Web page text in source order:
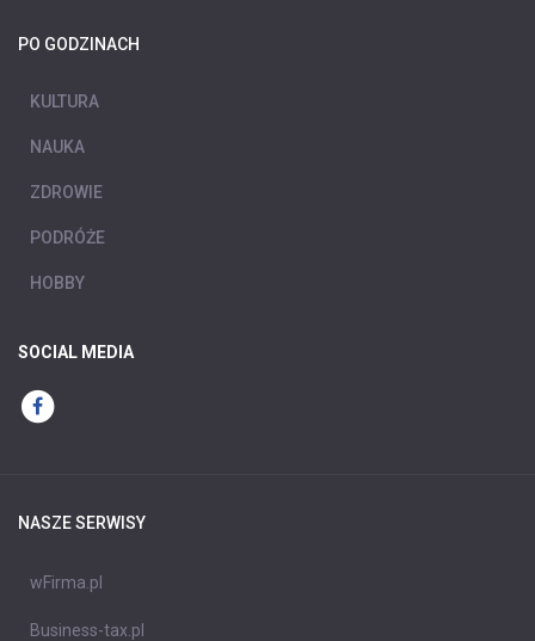
PO GODZINACH
KULTURA
NAUKA
ZDROWIE
PODRÓŻE
HOBBY
SOCIAL MEDIA
NASZE SERWISY
wFirma.pl
Business-tax.pl